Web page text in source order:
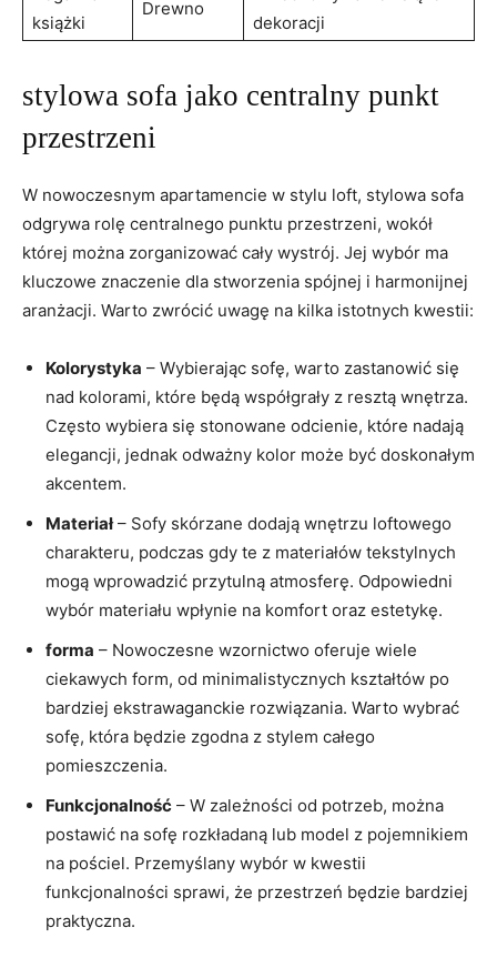
książki
Drewno
dekoracji
stylowa sofa jako centralny punkt
przestrzeni
W nowoczesnym apartamencie w stylu loft, stylowa sofa
odgrywa rolę centralnego punktu przestrzeni, wokół
której można zorganizować cały wystrój. Jej wybór ma
kluczowe znaczenie dla stworzenia spójnej i harmonijnej
aranżacji. Warto zwrócić uwagę na kilka istotnych kwestii:
Kolorystyka – Wybierając sofę, warto zastanowić się
nad kolorami, które będą współgrały z resztą wnętrza.
Często wybiera się stonowane odcienie, które nadają
elegancji, jednak odważny kolor może być doskonałym
akcentem.
Materiał– Sofy skórzane dodają wnętrzu loftowego
charakteru, podczas gdy te z materiałów tekstylnych
mogą wprowadzić przytulną atmosferę. Odpowiedni
wybór materiału wpłynie na komfort oraz estetykę.
forma – Nowoczesne wzornictwo oferuje wiele
ciekawych form, od minimalistycznych kształtów po
bardziej ekstrawaganckie rozwiązania. Warto wybrać
sofę, która będzie zgodna z stylem całego
pomieszczenia.
Funkcjonalność – W zależności od potrzeb, można
postawić na sofę rozkładaną lub model z pojemnikiem
na pościel. Przemyślany wybór w kwestii
funkcjonalności sprawi, że przestrzeń będzie bardziej
praktyczna.